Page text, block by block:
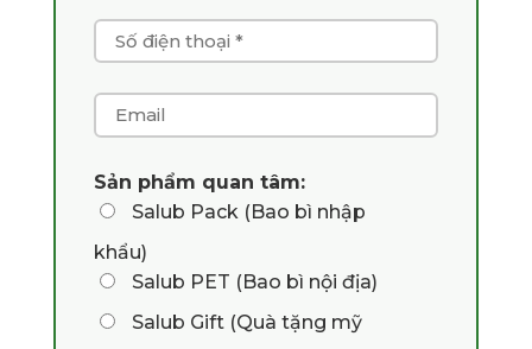
Sản phẩm quan tâm:
Salub Pack (Bao bì nhập
khẩu)
Salub PET (Bao bì nội địa)
Salub Gift (Quà tặng mỹ